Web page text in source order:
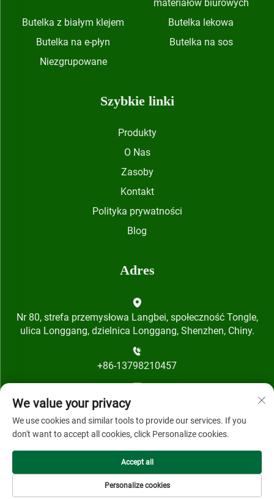
materiałów biurowych
Butelka z białym klejem
Butelka lekowa
Butelka na e-płyn
Butelka na sos
Niezgrupowane
Szybkie linki
Produkty
O Nas
Zasoby
Kontakt
Polityka prywatności
Blog
Adres
Nr 80, strefa przemysłowa Langbei, społeczność Tongle,
ulica Longgang, dzielnica Longgang, Shenzhen, Chiny.
+86-13798210457
[email protected]
Prawa autorskie © 2024 Shenzhen Qihai Technology Co., Ltd.
We value your privacy
We use cookies and similar tools to provide our services. If you
don't want to accept all cookies, click Personalize cookies.
Personalize cookies
Accept all